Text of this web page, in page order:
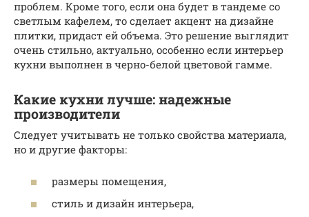
проблем. Кроме того, если она будет в тандеме со
светлым кафелем, то сделает акцент на дизайне
плитки, придаст ей объема. Это решение выглядит
очень стильно, актуально, особенно если интерьер
кухни выполнен в черно-белой цветовой гамме.
Какие кухни лучше: надежные
производители
Следует учитывать не только свойства материала,
но и другие факторы:
размеры помещения,
стиль и дизайн интерьера,